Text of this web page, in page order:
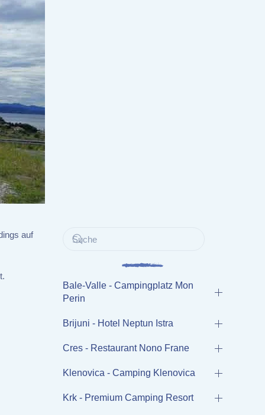
auf
Bale-Valle - Campingplatz Mon
Perin
Brijuni - Hotel Neptun Istra
Cres - Restaurant Nono Frane
Klenovica - Camping Klenovica
Krk - Premium Camping Resort